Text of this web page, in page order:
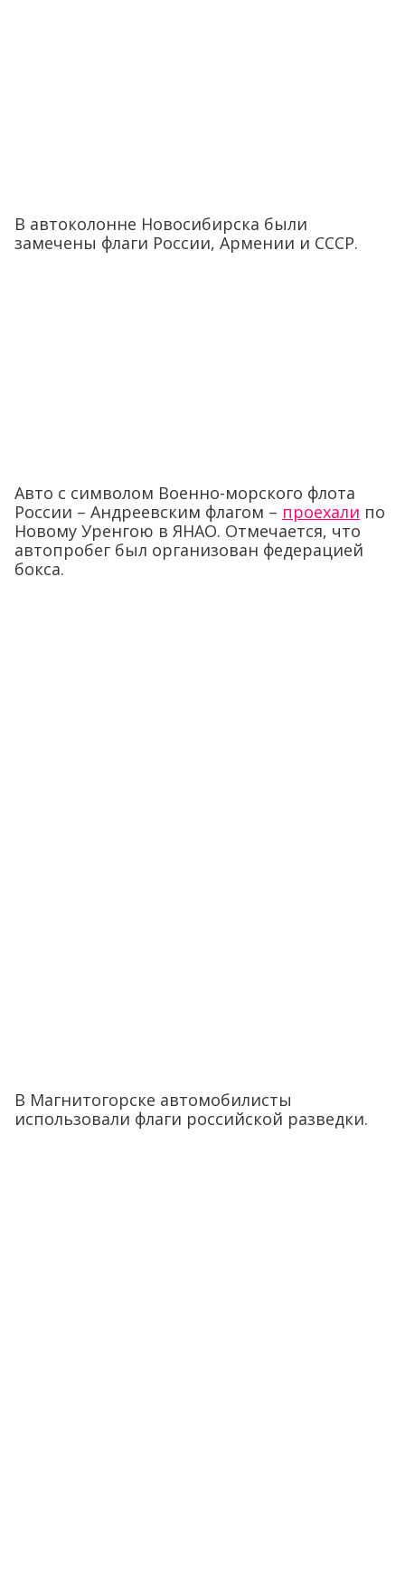
В автоколонне Новосибирска были
замечены флаги России, Армении и СССР.
Авто с символом Военно-морского флота
России – Андреевским флагом – проехали по
Новому Уренгою в ЯНАО. Отмечается, что
автопробег был организован федерацией
бокса.
В Магнитогорске автомобилисты
использовали флаги российской разведки.